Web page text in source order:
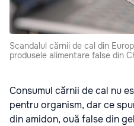
Scandalul cărnii de cal din
produsele alimentare false din
Consumul cărnii de cal nu
pentru organism, dar ce
din amidon, ouă false din